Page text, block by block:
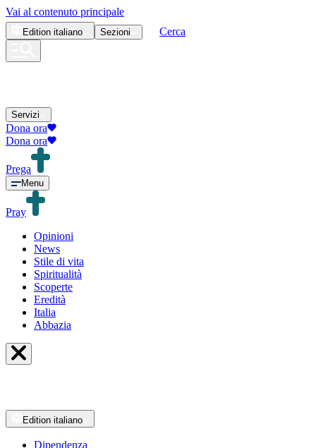
Vai al contenuto principale
Edition italiano Sezioni Cerca
Servizi
Dona ora
Dona ora
Prega
Menu
Pray
Opinioni
News
Stile di vita
Spiritualità
Scoperte
Eredità
Italia
Abbazia
Edition italiano
Dipendenza